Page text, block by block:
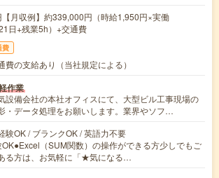
【月収例】約339,000円（時給1,950円×実働
日+残業5h）+交通費
費
費の支給あり（当社規定による）
作業
設備会社の本社オフィスにて、大型ビル工事現場の
・データ処理をお願いします。業界やソフ…
験OK / ブランクOK / 英語力不要
OK●Excel（SUM関数）の操作ができる方少しでもご
る方は、お気軽に「★気になる…